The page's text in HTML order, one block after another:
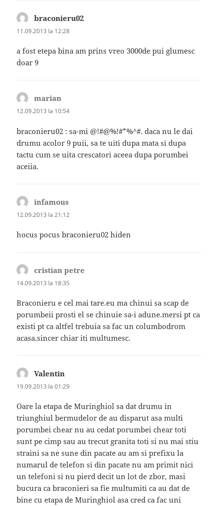
braconieru02
11.09.2013 la 12:28
a fost etepa bina am prins vreo 3000de pui glumesc
doar 9
marian
12.09.2013 la 10:54
braconieru02 : sa-mi @!#@%!#*%^#. daca nu le dai
drumu acolor 9 puii, sa te uiti dupa mata si dupa
tactu cum se uita crescatori aceea dupa porumbei
aceiia.
infamous
12.09.2013 la 21:12
hocus pocus braconieru02 hiden
cristian petre
14.09.2013 la 18:35
Braconieru e cel mai tare.eu ma chinui sa scap de
porumbeii prosti el se chinuie sa-i adune.mersi pt ca
existi pt ca altfel trebuia sa fac un columbodrom
acasa.sincer chiar iti multumesc.
Valentin
19.09.2013 la 01:29
Oare la etapa de Muringhiol sa dat drumu in
triunghiul bermudelor de au disparut asa multi
porumbei chear nu au cedat porumbei chear toti
sunt pe cimp sau au trecut granita toti si nu mai stiu
straini sa ne sune din pacate au am si prefixu la
numarul de telefon si din pacate nu am primit nici
un telefoni si nu pierd decit un lot de zbor, masi
bucura ca braconieri sa fie multumiti ca au dat de
bine cu etapa de Muringhiol asa cred ca fac uni